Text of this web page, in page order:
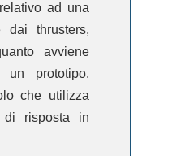
ad una
dai thrusters,
avviene
prototipo.
che utilizza
di risposta in